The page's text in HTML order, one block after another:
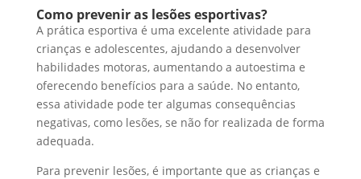
Como prevenir as lesões esportivas?
A prática esportiva é uma excelente atividade para
crianças e adolescentes, ajudando a desenvolver
habilidades motoras, aumentando a autoestima e
oferecendo benefícios para a saúde. No entanto,
essa atividade pode ter algumas consequências
negativas, como lesões, se não for realizada de forma
adequada.
Para prevenir lesões, é importante que as crianças e